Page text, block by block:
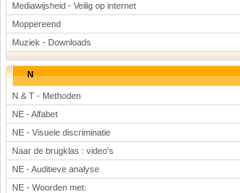
Mediawijsheid - Veilig op internet
Moppereend
Muziek - Downloads
N
N & T - Methoden
NE - Alfabet
NE - Visuele discriminatie
Naar de brugklas : video's
NE - Auditieve analyse
NE - Woorden met: